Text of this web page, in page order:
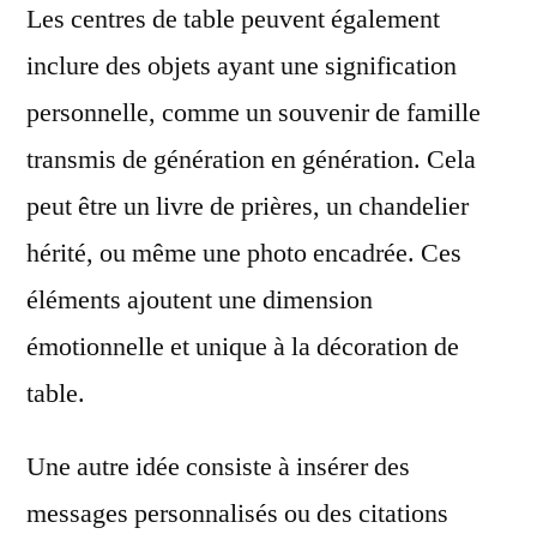
Les centres de table peuvent également
inclure des objets ayant une signification
personnelle, comme un souvenir de famille
transmis de génération en génération. Cela
peut être un livre de prières, un chandelier
hérité, ou même une photo encadrée. Ces
éléments ajoutent une dimension
émotionnelle et unique à la décoration de
table.
Une autre idée consiste à insérer des
messages personnalisés ou des citations